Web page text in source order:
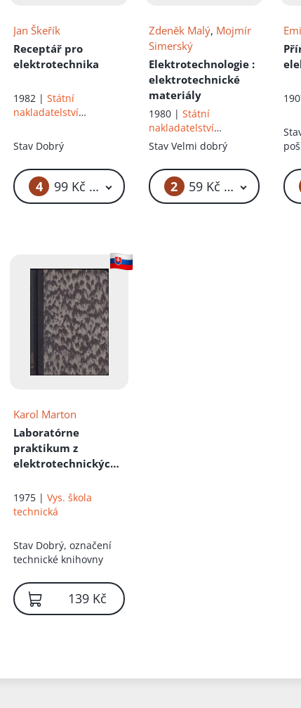
Jan Škeřík
Receptář pro
elektrotechnika
1982 |Státní
nakladatelství
Stav Dobrý
4 99 Kč – 119 Kč
Zdeněk Malý, Mojmír
Simerský
Elektrotechnologie :
elektrotechnické
materiály
1980 | Státní
nakladatelství
technické literatury
Stav Velmi dobrý
2 59 Kč – 69 Kč
10 Kč
Karol Marton
Laboratórne
praktikum z
elektrotechnických
1975 |Vys. škola
technická
Stav Dobrý, označení
technické knihovny
139 Kč